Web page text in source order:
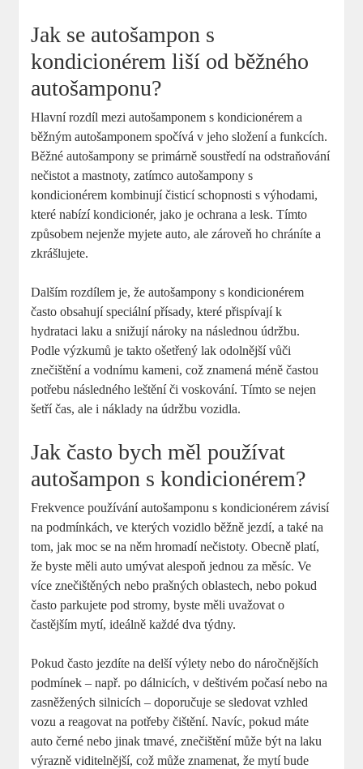
Jak se autošampon s
kondicionérem liší od běžného
autošamponu?
Hlavní rozdíl mezi autošamponem s kondicionérem a
běžným autošamponem spočívá v jeho složení a funkcích.
Běžné autošampony se primárně soustředí na odstraňování
nečistot a mastnoty, zatímco autošampony s
kondicionérem kombinují čisticí schopnosti s výhodami,
které nabízí kondicionér, jako je ochrana a lesk. Tímto
způsobem nejenže myjete auto, ale zároveň ho chráníte a
zkrášlujete.
Dalším rozdílem je, že autošampony s kondicionérem
často obsahují speciální přísady, které přispívají k
hydrataci laku a snižují nároky na následnou údržbu.
Podle výzkumů je takto ošetřený lak odolnější vůči
znečištění a vodnímu kameni, což znamená méně častou
potřebu následného leštění či voskování. Tímto se nejen
šetří čas, ale i náklady na údržbu vozidla.
Jak často bych měl používat
autošampon s kondicionérem?
Frekvence používání autošamponu s kondicionérem závisí
na podmínkách, ve kterých vozidlo běžně jezdí, a také na
tom, jak moc se na něm hromadí nečistoty. Obecně platí,
že byste měli auto umývat alespoň jednou za měsíc. Ve
více znečištěných nebo prašných oblastech, nebo pokud
často parkujete pod stromy, byste měli uvažovat o
častějším mytí, ideálně každé dva týdny.
Pokud často jezdíte na delší výlety nebo do náročnějších
podmínek – např. po dálnicích, v deštivém počasí nebo na
zasněžených silnicích – doporučuje se sledovat vzhled
vozu a reagovat na potřeby čištění. Navíc, pokud máte
auto černé nebo jinak tmavé, znečištění může být na laku
výrazně viditelnější, což může znamenat, že mytí bude